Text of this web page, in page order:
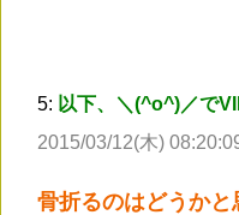
5: 以下、＼(^o^)／で
2015/03/12(木)
骨折るのはどうかと